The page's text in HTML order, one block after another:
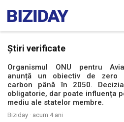
Știri verificate
Organismul ONU pentru
anunță un obiectiv de zero
carbon până în 2050.
obligatorie, dar poate influența
mediu ale statelor membre.
Biziday · acum 4 ani